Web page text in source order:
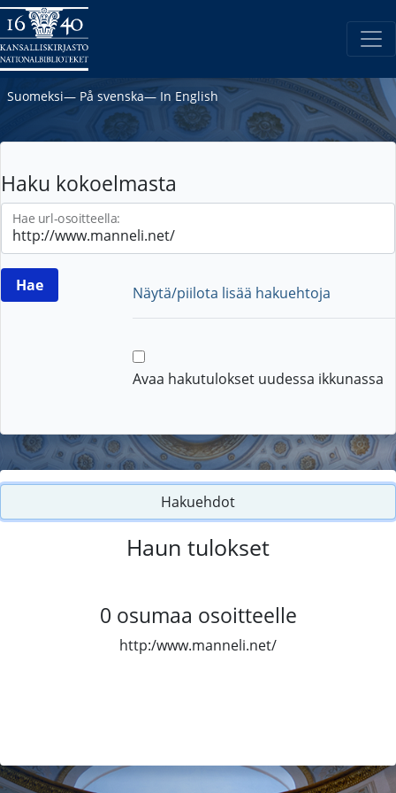
Suomeksi― På svenska― In English
Haku kokoelmasta
Hae url-osoitteella:
Näytä/piilota lisää hakuehtoja
Avaa hakutulokset uudessa ikkunassa
Hakuehdot
Haun tulokset
0 osumaa osoitteelle
http:/www.manneli.net/